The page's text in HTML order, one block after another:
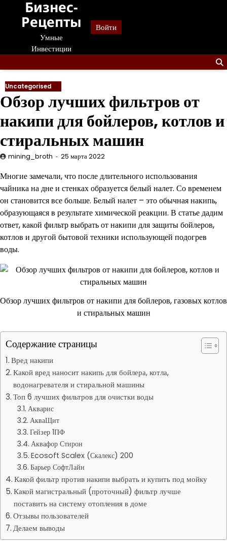
Перейти
содержанию
Бизнес-
Рецепты
Умные
Инвестиции
Войти
Uncategorised
Обзор лучших фильтров от
накипи для бойлеров, котлов и
стиральных машин
mining_broth 25 марта 2022
Многие замечали, что после длительного использования
чайника на дне и стенках образуется белый налет. Со временем
он становится все больше. Белый налет – это обычная накипь,
образующаяся в результате химической реакции. В статье дадим
ответ, какой фильтр выбрать от накипи для защиты бойлеров,
котлов и другой бытовой техники использующей подогрев
воды.
Обзор лучших фильтров от накипи для бойлеров, газовых котлов
и стиральных машин
Содержание страницы
Вред накипи
Какой вред наносит накипь для бойлера, котла,
водонагревателя и стиральной машины
Топ 6 лучших фильтров для очистки воды
Акварис
АкваЩит
Гейзер 1ПФ
Аквафор Стирон
Ecosoft Scalex (Скалекс) 200
Барьер СофтЛайн
Какой фильтр против накипи выбрать и купить под мойку
Какой магистральный (проточный) фильтр лучше
поставить на систему отопления в доме
Отзывы пользователей
Делаем выводы